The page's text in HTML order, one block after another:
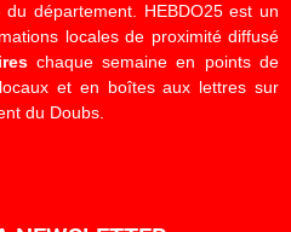
département. HEBDO25 est un
locales de proximité diffusé
chaque semaine en points de
et en boîtes aux lettres sur
du Doubs.